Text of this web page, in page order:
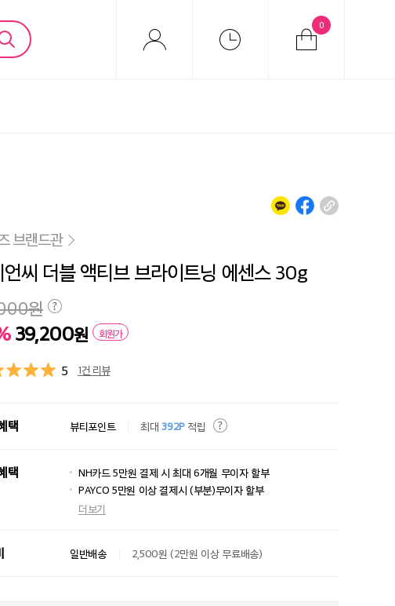
0
브랜드관
언씨 더블 액티브 브라이트닝 에센스 30g
39,200원 회원가
원
5 1건 리뷰
택 뷰티포인트 최대392P적립
택
NH카드 5만원 결제 시 최대 6개월 무이자 할부
PAYCO 5만원 이상 결제시 (부분)무이자 할부
더보기
일반배송 2,500원 (2만원 이상 무료배송)